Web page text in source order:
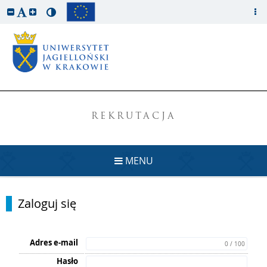
REKRUTACJA
MENU
Zaloguj się
Adres e-mail 0 / 100
Hasło